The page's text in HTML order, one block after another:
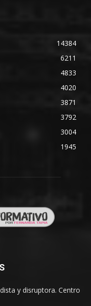
14384
6211
4833
4020
3871
3792
3004
1945
y disruptora. Centro